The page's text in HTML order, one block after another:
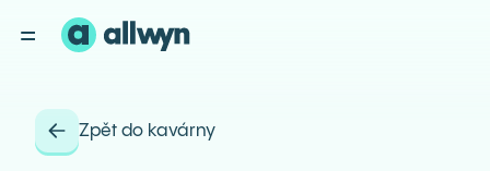
Zpět do kavárny